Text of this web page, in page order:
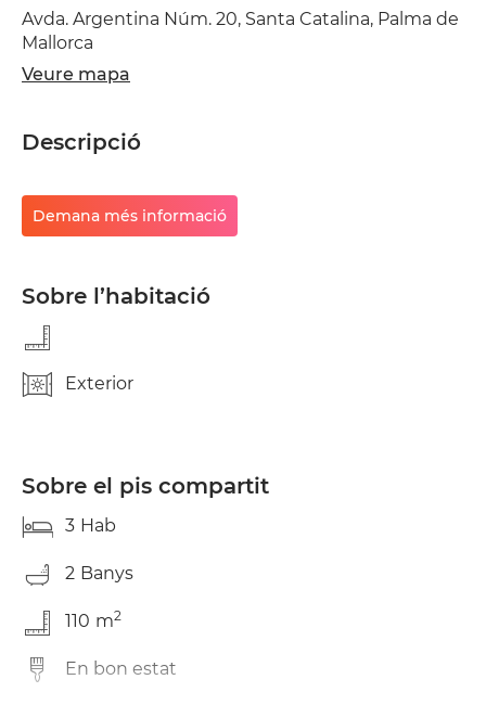
Avda. Argentina Núm. 20, Santa Catalina, Palma de
Mallorca
Veure mapa
Descripció
Demana més informació
Sobre l’habitació
Exterior
Sobre el pis compartit
3 Hab
2 Banys
110 m2
En bon estat